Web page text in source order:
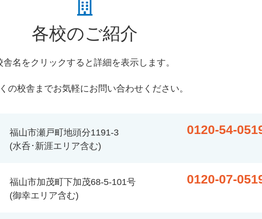
各校のご紹介
舎名をクリックすると詳細を表示します。
の校舎までお気軽にお問い合わせください。
福山市瀬戸町地頭分1191-3
(水呑･新涯エリア含む)
0120-54-
福山市加茂町下加茂68-5-101号
(御幸エリア含む)
0120-07-